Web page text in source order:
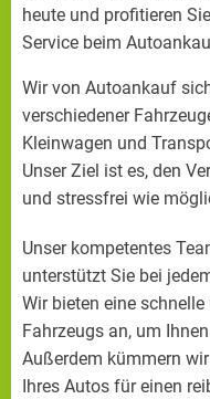
heute und profitieren
Service beim
Wir von Autoankauf
verschiedener
Kleinwagen und
Unser Ziel ist es, den
und stressfrei wie
Unser kompetentes
unterstützt Sie bei
Wir bieten eine
Fahrzeugs an, um
Außerdem kümmern
Ihres Autos für einen